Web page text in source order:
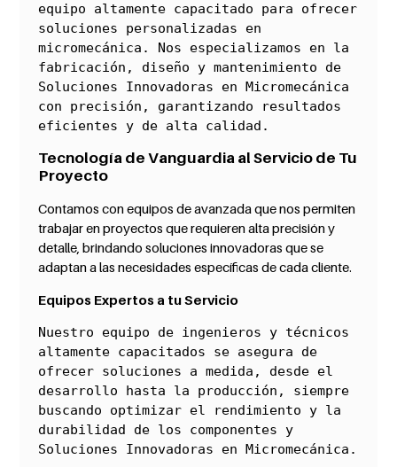
equipo altamente capacitado para ofrecer
soluciones personalizadas en
micromecánica. Nos especializamos en la
fabricación, diseño y mantenimiento de
Soluciones Innovadoras en Micromecánica
con precisión, garantizando resultados
eficientes y de alta calidad.
Tecnología de Vanguardia al Servicio de Tu
Proyecto
Contamos con equipos de avanzada que nos permiten
trabajar en proyectos que requieren alta precisión y
detalle, brindando soluciones innovadoras que se
adaptan a las necesidades específicas de cada cliente.
Equipos Expertos a tu Servicio
Nuestro equipo de ingenieros y técnicos
altamente capacitados se asegura de
ofrecer soluciones a medida, desde el
desarrollo hasta la producción, siempre
buscando optimizar el rendimiento y la
durabilidad de los componentes y
Soluciones Innovadoras en Micromecánica.